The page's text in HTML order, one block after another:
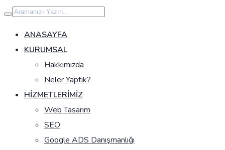
İçeriğe
geç
ANASAYFA
KURUMSAL
Hakkımızda
Neler Yaptık?
HIZMETLERIMIZ
Web Tasarım
SEO
Google ADS Danışmanlığı